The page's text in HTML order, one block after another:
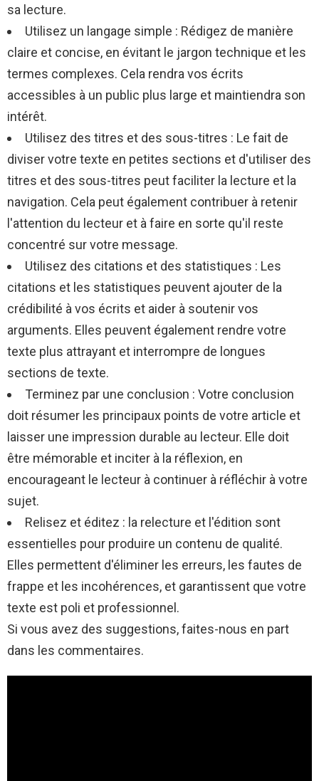
sa lecture.
Utilisez un langage simple : Rédigez de manière
claire et concise, en évitant le jargon technique et les
termes complexes. Cela rendra vos écrits
accessibles à un public plus large et maintiendra son
intérêt.
Utilisez des titres et des sous-titres : Le fait de
diviser votre texte en petites sections et d'utiliser des
titres et des sous-titres peut faciliter la lecture et la
navigation. Cela peut également contribuer à retenir
l'attention du lecteur et à faire en sorte qu'il reste
concentré sur votre message.
Utilisez des citations et des statistiques : Les
citations et les statistiques peuvent ajouter de la
crédibilité à vos écrits et aider à soutenir vos
arguments. Elles peuvent également rendre votre
texte plus attrayant et interrompre de longues
sections de texte.
Terminez par une conclusion : Votre conclusion
doit résumer les principaux points de votre article et
laisser une impression durable au lecteur. Elle doit
être mémorable et inciter à la réflexion, en
encourageant le lecteur à continuer à réfléchir à votre
sujet.
Relisez et éditez : la relecture et l'édition sont
essentielles pour produire un contenu de qualité.
Elles permettent d'éliminer les erreurs, les fautes de
frappe et les incohérences, et garantissent que votre
texte est poli et professionnel.
Si vous avez des suggestions, faites-nous en part
dans les commentaires.